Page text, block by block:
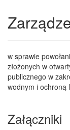
w sprawie
złożonych w
publicznego w
wodnym i ochroną
Załączniki